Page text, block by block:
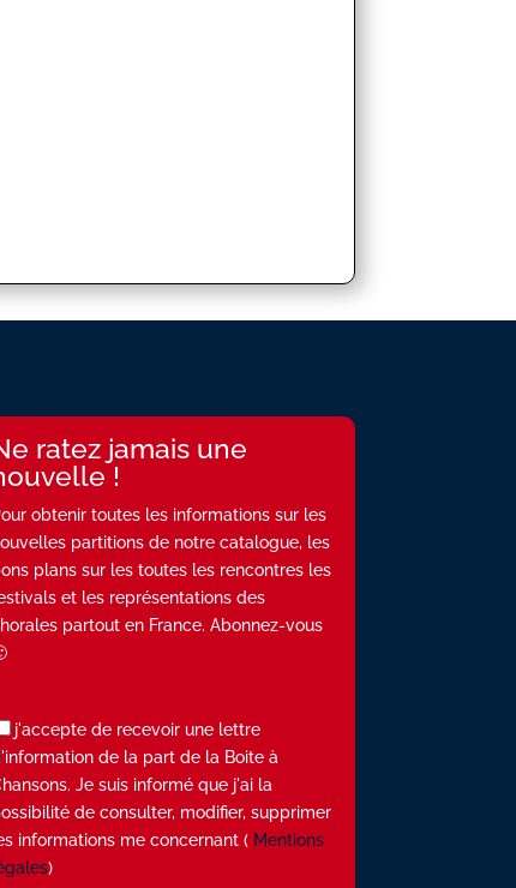
ratez jamais une
!
obtenir toutes les informations sur les
partitions de notre catalogue, les
plans sur les toutes les rencontres les
et les représentations des
partout en France. Abonnez-vous
j'accepte de recevoir une lettre
de la part de la Boite à
Je suis informé que j'ai la
de consulter, modifier, supprimer
informations me concernant ( Mentions
)